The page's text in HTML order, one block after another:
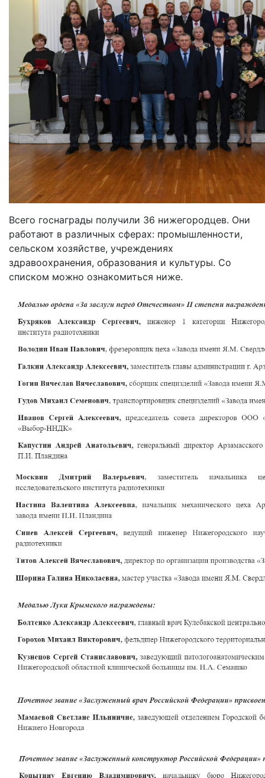
Всего госнаграды получили 36 нижегородцев. Они
работают в различных сферах: промышленности,
сельском хозяйстве, учреждениях
здравоохранения, образования и культуры. Со
списком можно ознакомиться ниже.